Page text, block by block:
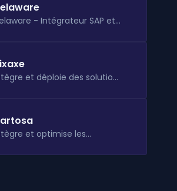
- Intégrateur SAP et
depuis plus de 20 ans
et déploie des solutions
gestion métier
et optimise les
SAP RH en entreprise